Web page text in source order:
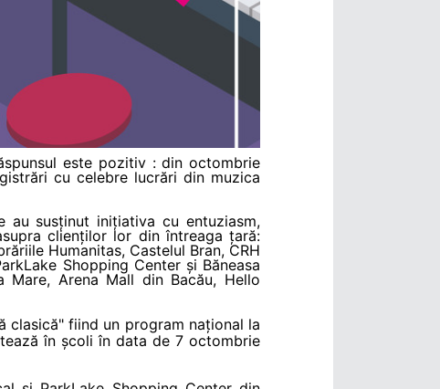
este pozitiv : din octombrie
cu celebre lucrări din muzica
au susținut inițiativa cu entuziasm,
clienților lor din întreaga țară:
Humanitas, Castelul Bran, CRH
Shopping Center și Băneasa
Mare, Arena Mall din Bacău, Hello
clasică" fiind un program național la
în școli în data de 7 octombrie